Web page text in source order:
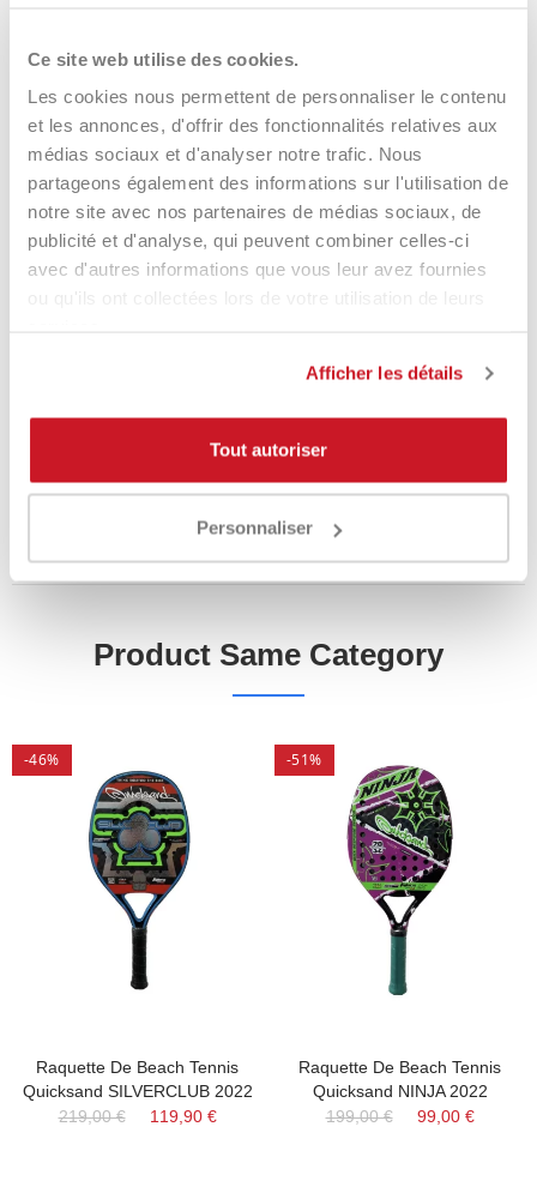
Ce site web utilise des cookies.
Les cookies nous permettent de personnaliser le contenu
et les annonces, d'offrir des fonctionnalités relatives aux
médias sociaux et d'analyser notre trafic. Nous
partageons également des informations sur l'utilisation de
notre site avec nos partenaires de médias sociaux, de
publicité et d'analyse, qui peuvent combiner celles-ci
avec d'autres informations que vous leur avez fournies
ou qu'ils ont collectées lors de votre utilisation de leurs
Afficher les détails
Tout autoriser
Personnaliser
En plus de sa puissance, cette raquette offre également
excellente maniabilité et une grande précision, grâce à un
équilibre parfait entre poids et équilibre.
Qu'apporte la plaque multi-trous ?
Laplaque multi-trous contribue à améliorer les performances
globales de la raquette, favorisant le contrôle et la qualité de
l'impact.
C'est une pelle idéale pour unjeu offensif, convenant à ceux
qui aiment pousser et maintenir une pression constante sur
Product Same Category
-46%
Raquette De Beach Tennis
Quicksand SILVERCLUB 2022
219,00 €
119,90 €
-51%
Raquette De Beach Tennis
Quicksand NINJA 2022
199,00 €
99,00 €